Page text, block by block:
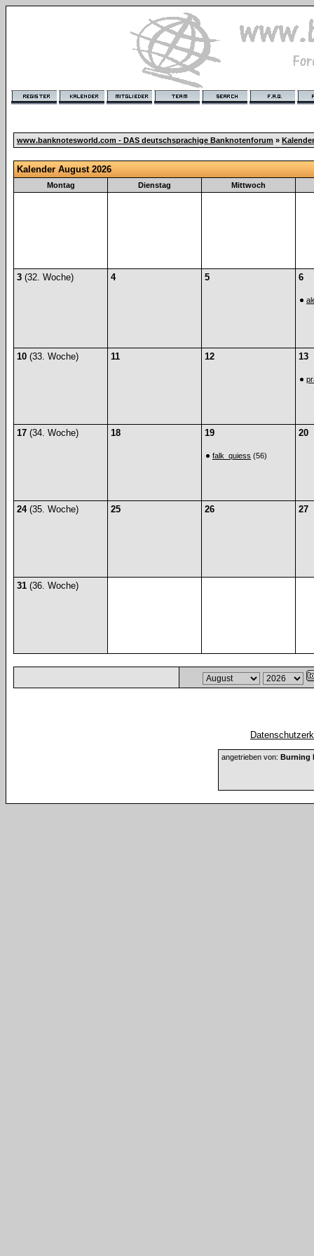
www.banknotesworld.com - DAS deutschsprachige Banknotenforum » Kalender
Kalender August 2026
Montag Dienstag Mittwoch
3 (32. Woche) 4 5 6
10 (33. Woche) 11 12 13
17 (34. Woche) 18 19
falk_quiess (56)
20
24(35. Woche) 25 26 27
31 (36. Woche)
angetrieben von: Burning